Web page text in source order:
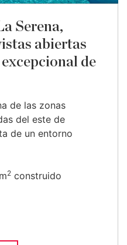
Serena,
abiertas
de
de las zonas
del este de
de un entorno
2 construido